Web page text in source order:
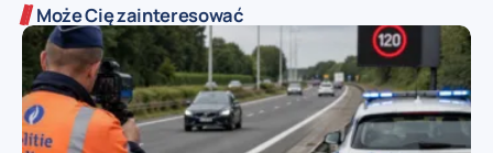
Może Cię zainteresować